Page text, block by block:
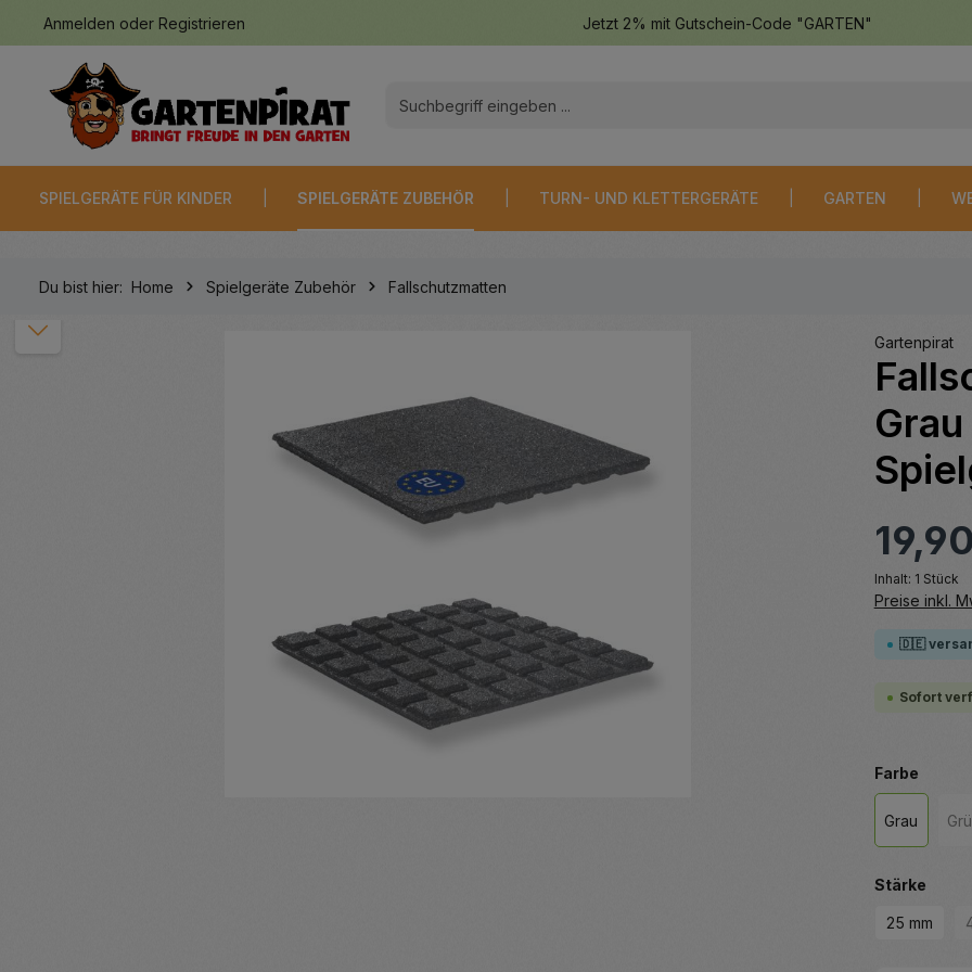
Zur Hauptnavigation springen
Anmelden oder Registrieren Jetzt 2% mit Gutschein-Code "GARTEN"
SPIELGERÄTE FÜR KINDER SPIELGERÄTE ZUBEHÖR TURN- UND KLETTERGERÄTE GARTEN
Du bist hier: Home Spielgeräte Zubehör Fallschutzmatten
Bildergalerie überspringen Gartenpirat
Inhalt: 1 Stück
Preise inkl.
🇩🇪
Sofort
Farbe
Grau
Stärke
25 mm